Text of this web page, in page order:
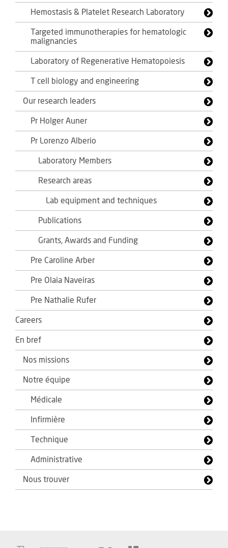
Hemostasis & Platelet Research Laboratory
Targeted immunotherapies for hematologic
malignancies
Laboratory of Regenerative Hematopoiesis
T cell biology and engineering
Our research leaders
Pr Holger Auner
Pr Lorenzo Alberio
Laboratory Members
Research areas
Lab equipment and techniques
Publications
Grants, Awards and Funding
Pre Caroline Arber
Pre Olaia Naveiras
Pre Nathalie Rufer
Careers
En bref
Nos missions
Notre équipe
Médicale
Infirmière
Technique
Administrative
Nous trouver